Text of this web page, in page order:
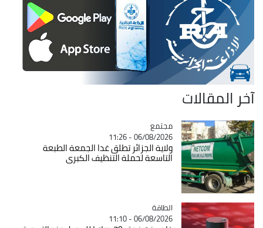
Catégorie
مجتمع
06/08/2026 - 11:26
ولاية الجزائر تطلق غدا الجمعة الطبعة
التاسعة لحملة التنظيف الكبرى
Catégorie
الطاقة
06/08/2026 - 11:10